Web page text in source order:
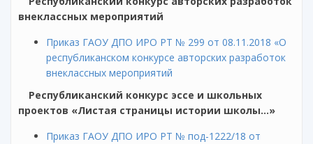
внеклассных мероприятий
Приказ ГАОУ ДПО ИРО РТ № 299 от 08.11.2018 «О
республиканском конкурсе авторских разработок
внеклассных мероприятий
Республиканский конкурс эссе и школьных
проектов «Листая страницы истории школы…»
Приказ ГАОУ ДПО ИРО РТ № под-1222/18 от